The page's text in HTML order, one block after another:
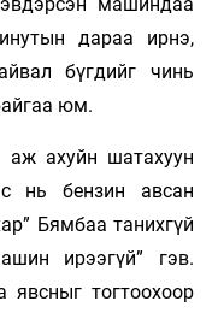
дараа ирнэ,
бүгдийг чинь
юм.
аж ахуйн шатахуун
нь бензин авсан
Бямбаа танихгүй
ирээгүй” гэв.
тогтоохоор